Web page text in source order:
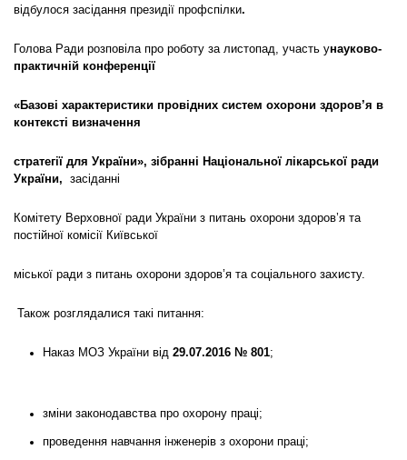
відбулося засідання президії профспілки.
Голова Ради розповіла про роботу за листопад, участь унауково-
практичній конференції
«Базові характеристики провідних систем охорони здоров’я в
контексті визначення
стратегії для України», зібранні Національної лікарської ради
України,
засіданні
Комітету Верховної ради України з питань охорони здоров’я та
постійної комісії Київської
міської ради з питань охорони здоров’я та соціального захисту.
Також розглядалися такі питання:
Наказ МОЗ України від 29.07.2016 № 801;
зміни законодавства про охорону праці;
проведення навчання інженерів з охорони праці;